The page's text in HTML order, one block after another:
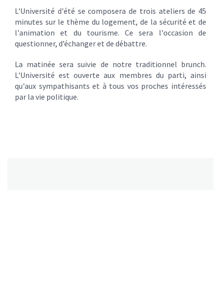
L'Université d'été se composera de trois ateliers de 45
minutes sur le thème du logement, de la sécurité et de
l'animation et du tourisme. Ce sera l'occasion de
questionner, d’échanger et de débattre.
La matinée sera suivie de notre traditionnel brunch.
L'Université est ouverte aux membres du parti, ainsi
qu'aux sympathisants et à tous vos proches intéressés
par la vie politique.